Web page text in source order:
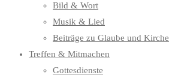
Bild & Wort
Musik & Lied
Beiträge zu Glaube und Kirche
Treffen & Mitmachen
Gottesdienste